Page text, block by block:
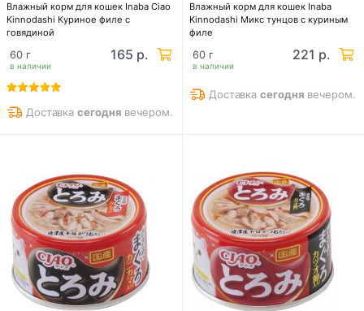
Влажный корм для кошек Inaba Ciao
Kinnodashi Куриное филе с
говядиной
в наличии
60 г 165 р.
Доставкасегодня вечером.
Влажный корм для кошек Inaba
Kinnodashi Микс тунцов с куриным
филе
в наличии
60 г 221 р.
Доставкасегодня вечером.